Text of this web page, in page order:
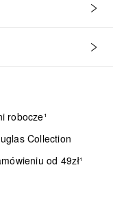
robocze¹
Collection
od 49zł¹